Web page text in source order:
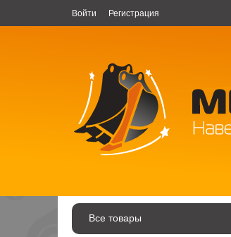
Войти Регистрация
Все товары